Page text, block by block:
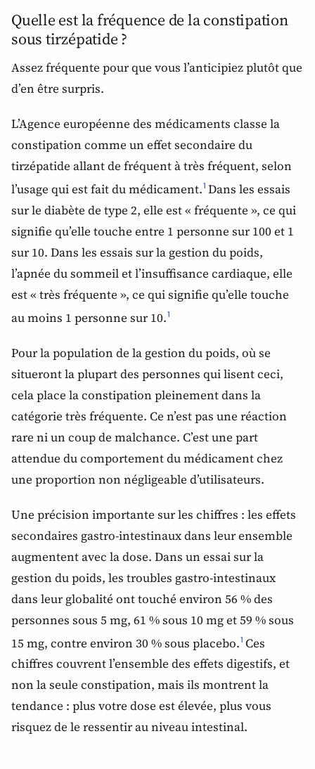
Quelle est la fréquence de la constipation
sous tirzépatide ?
Assez fréquente pour que vous l’anticipiez plutôt que
d’en être surpris.
L’Agence européenne des médicaments classe la
constipation comme un effet secondaire du
tirzépatide allant de fréquent à très fréquent, selon
l’usage qui est fait du médicament.1 Dans les essais
sur le diabète de type 2, elle est « fréquente », ce qui
signifie qu’elle touche entre 1 personne sur 100 et 1
sur 10. Dans les essais sur la gestion du poids,
l’apnée du sommeil et l’insuffisance cardiaque, elle
est « très fréquente », ce qui signifie qu’elle touche
au moins 1 personne sur 10.1
Pour la population de la gestion du poids, où se
situeront la plupart des personnes qui lisent ceci,
cela place la constipation pleinement dans la
catégorie très fréquente. Ce n’est pas une réaction
rare ni un coup de malchance. C’est une part
attendue du comportement du médicament chez
une proportion non négligeable d’utilisateurs.
Une précision importante sur les chiffres : les effets
secondaires gastro-intestinaux dans leur ensemble
augmentent avec la dose. Dans un essai sur la
gestion du poids, les troubles gastro-intestinaux
dans leur globalité ont touché environ 56 % des
personnes sous 5 mg, 61 % sous 10 mg et 59 % sous
15 mg, contre environ 30 % sous placebo.1 Ces
chiffres couvrent l’ensemble des effets digestifs, et
non la seule constipation, mais ils montrent la
tendance : plus votre dose est élevée, plus vous
risquez de le ressentir au niveau intestinal.